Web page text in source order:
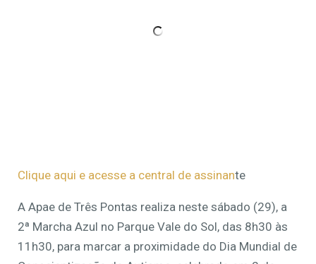
Clique aqui e acesse a central de assinante
A Apae de Três Pontas realiza neste sábado (29), a
2ª Marcha Azul no Parque Vale do Sol, das 8h30 às
11h30, para marcar a proximidade do Dia Mundial de